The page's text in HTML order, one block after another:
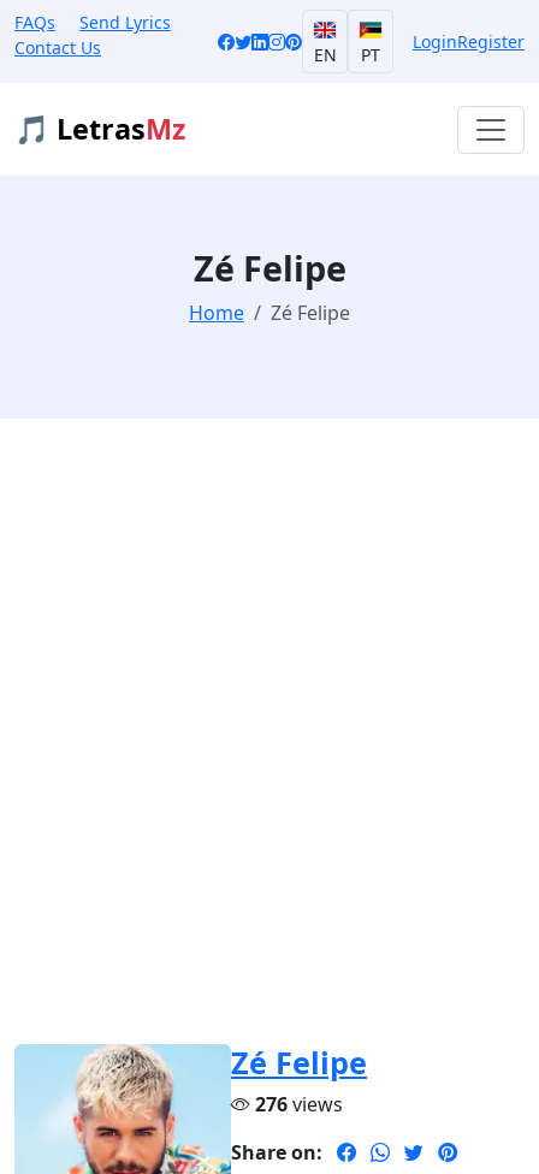
FAQs
Send Lyrics
Contact Us
EN PT
LoginRegister
🎵 LetrasMz
Zé Felipe
Home Zé Felipe
Zé Felipe
276views
Share on: